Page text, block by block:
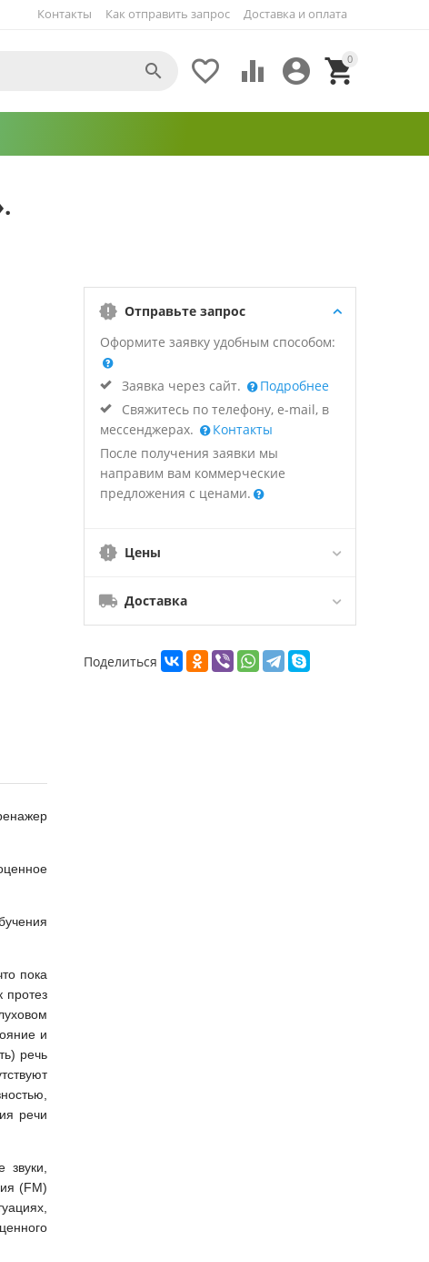
Как отправить запрос Доставка и оплата
Контакты
0


 

Отправьте запрос
Оформите заявку удобным способом:
Заявка через сайт.
Подробнее
Свяжитесь по телефону, e-mail, в
мессенджерах.
Контакты
После получения заявки мы
направим вам коммерческие
предложения с ценами.
Цены
Доставка
Поделиться
пока
протез
и
речь
речи
(FM)